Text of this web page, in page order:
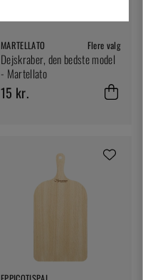
MARTELLATO Flere valg
Dejskraber, den bedste model
- Martellato
15 kr.